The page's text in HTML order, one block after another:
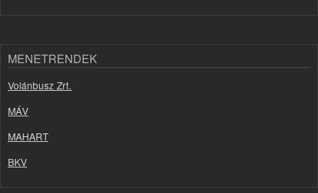
MENETRENDEK
Volánbusz Zrt.
MÁV
MAHART
BKV